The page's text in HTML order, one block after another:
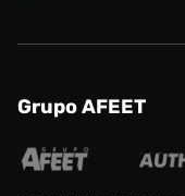
Grupo AFEET